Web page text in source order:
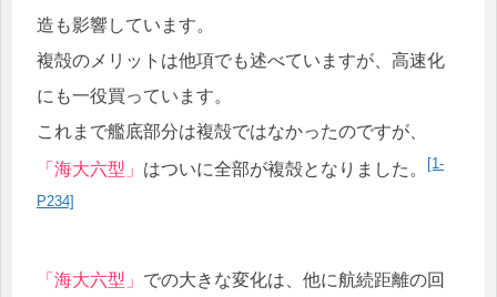
造も影響しています。
複殻のメリットは他項でも述べていますが、高速化
にも一役買っています。
これまで艦底部分は複殻ではなかったのですが、
「海大六型」 はついに全部が複殻となりました。 [1-
P234]
「海大六型」 での大きな変化は、他に航続距離の回